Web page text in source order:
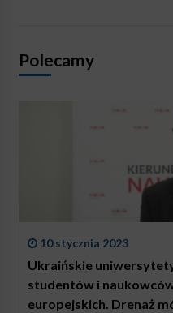
Polecamy
10 stycznia 2023
Ukraińskie
studentów i
europejskich. Drenaż